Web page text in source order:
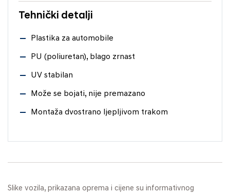
Tehnički detalji
Plastika za automobile
PU (poliuretan), blago zrnast
UV stabilan
Može se bojati, nije premazano
Montaža dvostrano ljepljivom trakom
Slike vozila, prikazana oprema i cijene su informativnog